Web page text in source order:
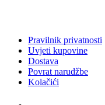
Pravilnik privatnosti
Uvjeti kupovine
Dostava
Povrat narudžbe
Kolačići